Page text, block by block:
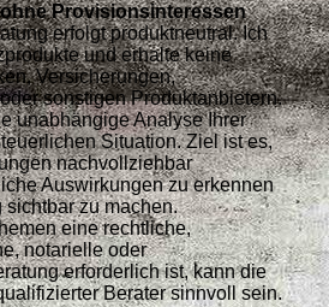
Provisionsinteressen
erfolgt produktneutral. Ich
und erhalte keine
Versicherungen,
sonstigen Produktanbietern.
unabhängige Analyse Ihrer
Situation. Ziel ist es,
nachvollziehbar
Auswirkungen zu erkennen
zu machen.
eine rechtliche,
notarielle oder
erforderlich ist, kann die
Berater sinnvoll sein.